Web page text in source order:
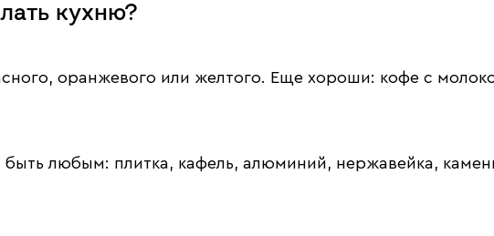
кухню?
оранжевого или желтого. Еще хороши: кофе с
любым: плитка, кафель, алюминий, нержавейка,